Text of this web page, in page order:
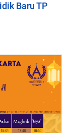
Baru TP